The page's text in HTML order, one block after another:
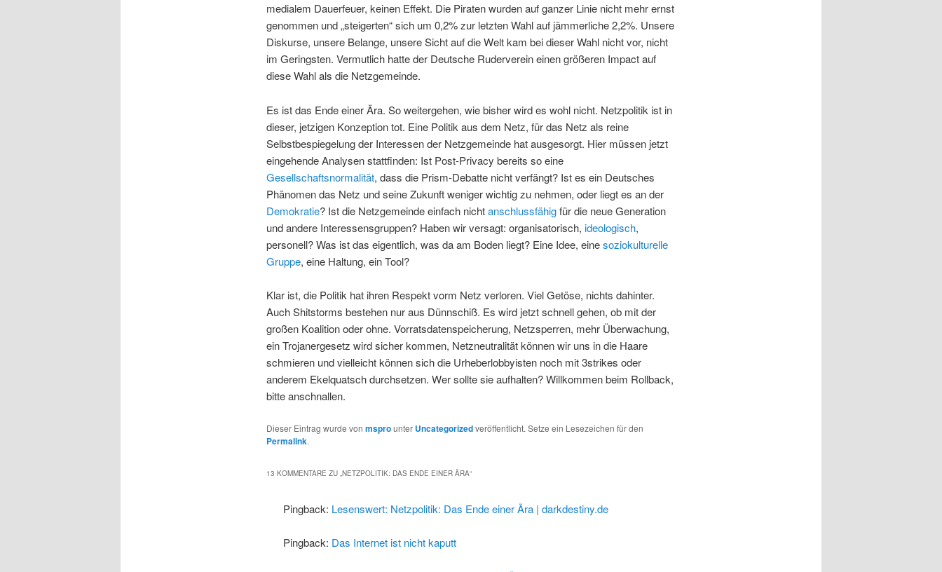
medialem Dauerfeuer, keinen Effekt. Die Piraten wurden auf ganzer Linie nicht mehr ernst
genommen und „steigerten“ sich um 0,2% zur letzten Wahl auf jämmerliche 2,2%. Unsere
Diskurse, unsere Belange, unsere Sicht auf die Welt kam bei dieser Wahl nicht vor, nicht
im Geringsten. Vermutlich hatte der Deutsche Ruderverein einen größeren Impact auf
diese Wahl als die Netzgemeinde.
Es ist das Ende einer Ära. So weitergehen, wie bisher wird es wohl nicht. Netzpolitik ist in
dieser, jetzigen Konzeption tot. Eine Politik aus dem Netz, für das Netz als reine
Selbstbespiegelung der Interessen der Netzgemeinde hat ausgesorgt. Hier müssen jetzt
eingehende Analysen stattfinden: Ist Post-Privacy bereits so eine
Gesellschaftsnormalität, dass die Prism-Debatte nicht verfängt? Ist es ein Deutsches
Phänomen das Netz und seine Zukunft weniger wichtig zu nehmen, oder liegt es an der
Demokratie? Ist die Netzgemeinde einfach nichtanschlussfähigfür die neue Generation
und andere Interessensgruppen? Haben wir versagt: organisatorisch, ideologisch,
personell? Was ist das eigentlich, was da am Boden liegt? Eine Idee, einesoziokulturelle
Gruppe, eine Haltung, ein Tool?
Klar ist, die Politik hat ihren Respekt vorm Netz verloren. Viel Getöse, nichts dahinter.
Auch Shitstorms bestehen nur aus Dünnschiß. Es wird jetzt schnell gehen, ob mit der
großen Koalition oder ohne. Vorratsdatenspeicherung, Netzsperren, mehr Überwachung,
ein Trojanergesetz wird sicher kommen, Netzneutralität können wir uns in die Haare
schmieren und vielleicht können sich die Urheberlobbyisten noch mit 3strikes oder
anderem Ekelquatsch durchsetzen. Wer sollte sie aufhalten? Willkommen beim Rollback,
bitte anschnallen.
Dieser Eintrag wurde von msprounter Uncategorizedveröffentlicht. Setze ein Lesezeichen für den
Permalink.
13 KOMMENTARE ZU „NETZPOLITIK: DAS ENDE EINER ÄRA“
Pingback: Lesenswert: Netzpolitik: Das Ende einer Ära | darkdestiny.de
Pingback: Das Internet ist nicht kaputt